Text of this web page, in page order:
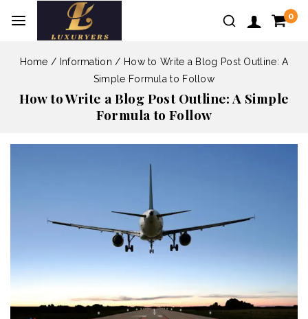
0
Home / Information / How to Write a Blog Post Outline: A
Simple Formula to Follow
How to Write a Blog Post Outline: A Simple
Formula to Follow